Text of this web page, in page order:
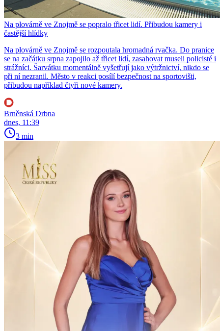
Na plovárně ve Znojmě se popralo třicet lidí. Přibudou kamery i
častější hlídky
Na plovárně ve Znojmě se rozpoutala hromadná rvačka. Do pranice
se na začátku srpna zapojilo až třicet lidí, zasahovat museli policisté i
strážníci. Šarvátku momentálně vyšetřují jako výtržnictví, nikdo se
při ní nezranil. Město v reakci posílí bezpečnost na sportovišti,
přibudou například čtyři nové kamery.
Brněnská Drbna
dnes, 11:39
3 min